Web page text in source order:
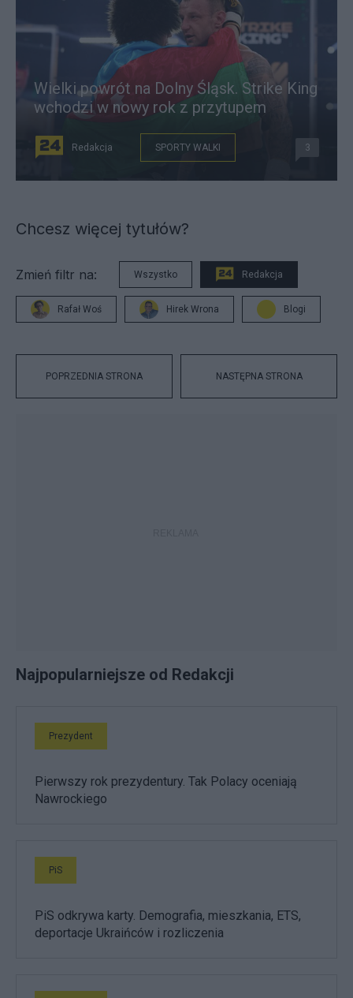
Wielki powrót na Dolny Śląsk. Strike King
wchodzi w nowy rok z przytupem
Redakcja SPORTY WALKI 3
Chcesz więcej tytułów?
Zmień filtr na: Wszystko Redakcja
Rafał Woś Hirek Wrona Blogi
POPRZEDNIA STRONA NASTĘPNA STRONA
Najpopularniejsze od Redakcji
Prezydent
Pierwszy rok prezydentury. Tak Polacy oceniają
Nawrockiego
PiS
PiS odkrywa karty. Demografia, mieszkania, ETS,
deportacje Ukraińców i rozliczenia